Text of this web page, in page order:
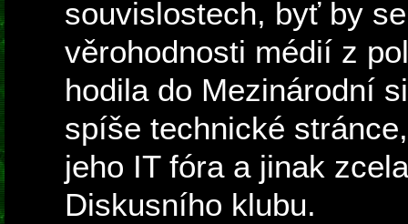
souvislostech, byť by
věrohodnosti médií z
hodila do Mezinárodní
spíše technické
jeho IT fóra a jinak
Diskusního klubu.